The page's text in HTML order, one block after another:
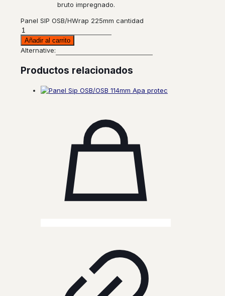
bruto impregnado.
Panel SIP OSB/HWrap 225mm cantidad
Añadir al carrito
Alternative:
Productos relacionados